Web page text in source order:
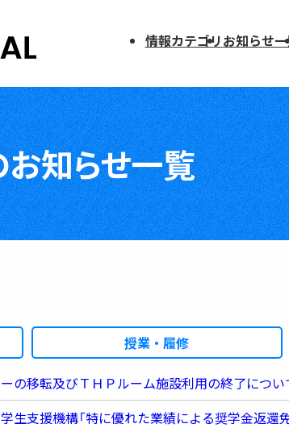
情報カテゴリ
ゴリ
生生活／学生支援
康／安心／安全
お知らせ
学部等リンク
文学部
国際人間科学部
医学部医療創成工学科
医学部保健学科
工学部
システム情報学部
大学院リンク
医学研究科
保健学研究
医学系研
知らせ一覧
授業・履修
の移転及びＴＨＰルーム施設利用の終了につい
生支援機構「特に優れた業績による奨学金返還